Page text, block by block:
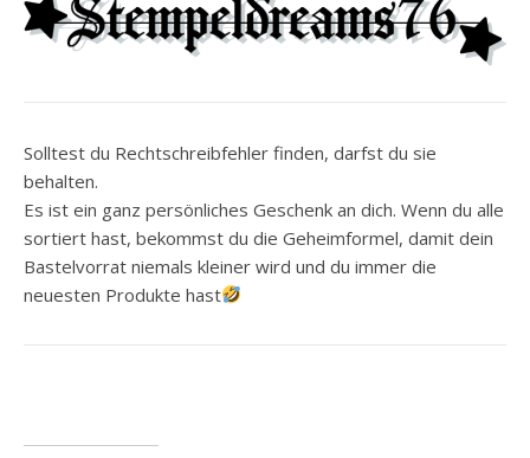
Solltest du Rechtschreibfehler finden, darfst du sie
behalten.
Es ist ein ganz persönliches Geschenk an dich. Wenn du alle
sortiert hast, bekommst du die Geheimformel, damit dein
Bastelvorrat niemals kleiner wird und du immer die
neuesten Produkte hast